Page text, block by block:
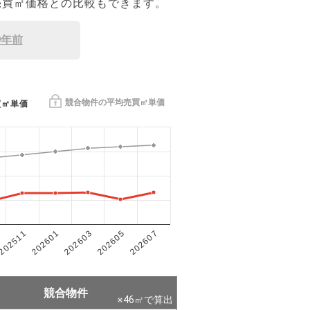
㎡価格との比較もできます。
前
競合物件の平均売買㎡単価
単価
202601202603 202605 202607
競合物件 ※46㎡で算出